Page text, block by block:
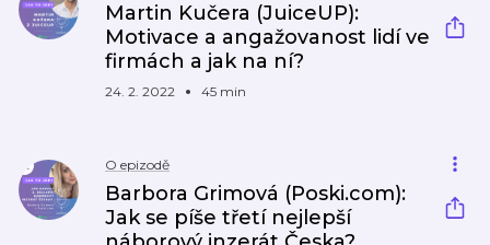
Martin Kučera (JuiceUP):
Motivace a angažovanost lidí ve
firmách a jak na ní?
24. 2. 2022 45 min
O epizodě
Barbora Grimová (Poski.com):
Jak se píše třetí nejlepší